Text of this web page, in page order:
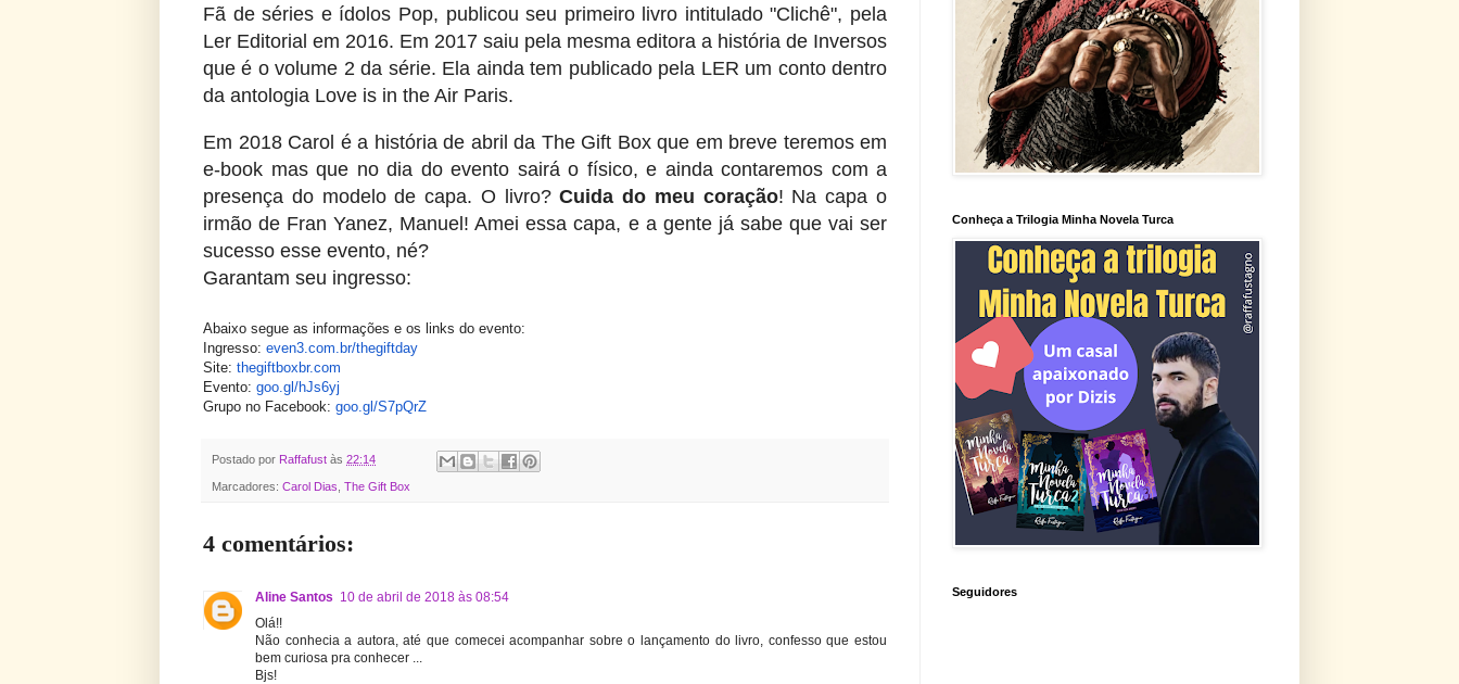
Fã de séries e ídolos Pop, publicou seu primeiro livro intitulado "Clichê", pela
Ler Editorial em 2016. Em 2017 saiu pela mesma editora a história de Inversos
que é o volume 2 da série. Ela ainda tem publicado pela LER um conto dentro
da antologia Love is in the Air Paris.
Em 2018 Carol é a história de abril da The Gift Box que em breve teremos em
e-book mas que no dia do evento sairá o físico, e ainda contaremos com a
presença do modelo de capa. O livro?Cuida do meu coração! Na capa o
irmão de Fran Yanez, Manuel! Amei essa capa, e a gente já sabe que vai ser
sucesso esse evento, né?
Garantam seu ingresso:
Abaixo segue as informações e os links do evento:
Ingresso: even3.com.br/thegiftday
Site: thegiftboxbr.com
Evento: goo.gl/hJs6yj
Grupo no Facebook: goo.gl/S7pQrZ
Postado por Raffafust às 22:14
Marcadores: Carol Dias The Gift Box
4 comentários:
Aline Santos 10 de abril de 2018 às 08:54
Olá!!
Não conhecia a autora, até que comecei acompanhar sobre o lançamento do livro, confesso que estou
bem curiosa pra conhecer ...
Bjs!
Conheça a Trilogia Minha Novela Turca
Seguidores